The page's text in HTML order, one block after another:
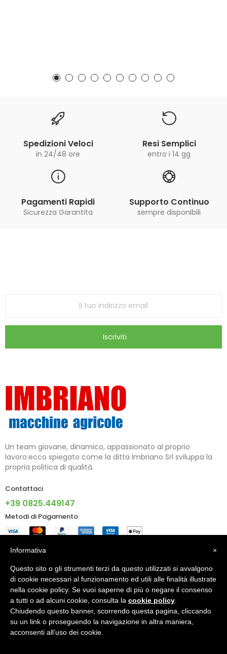
Spedizioni Veloci
in 24/48 ore
Resi Semplici
entro i 14 gg
Pagamenti Rapidi
Sicurezza Garantita
Supporto Continuo
sempre disponibili
Iscriviti
Un team giovane, dinamico, appassionato al proprio
lavoro:ecco spiegato come la ditta Imbriano Srl sviluppa la
propria politica di qualità.
Contattaci
+39 0825.449147
Metodi di Pagamento
Informazioni
Account
© 2024 - IMBRIANO S.R.L. PI 02805090640 - Made With ♥ By
X5G Digital Agency
×
Informativa
Questo sito o gli strumenti terzi da questo utilizzati si avvalgono
di cookie necessari al funzionamento ed utili alle finalità illustrate
nella cookie policy. Se vuoi saperne di più o negare il consenso
a tutti o ad alcuni cookie, consulta la cookie policy
Chiudendo questo banner, scorrendo questa pagina, cliccando
su un link o proseguendo la navigazione in altra maniera,
acconsenti all’uso dei cookie.